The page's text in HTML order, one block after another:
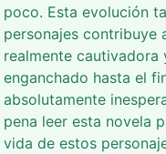
poco. Esta evolución
personajes contribuye
realmente cautivadora
enganchado hasta el
absolutamente
pena leer esta novela
vida de estos